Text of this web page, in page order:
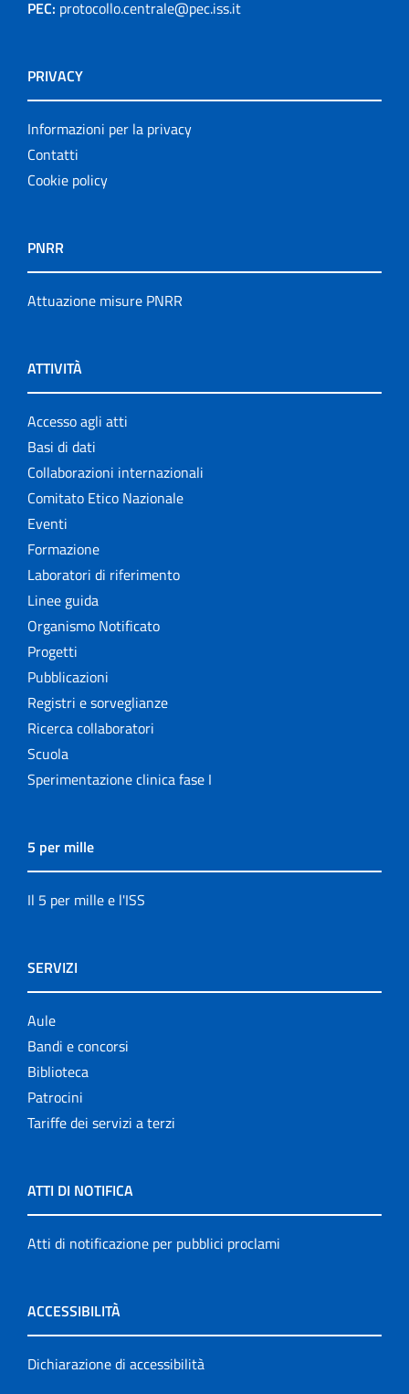
PEC: protocollo.centrale@pec.iss.it
PRIVACY
Informazioni per la privacy
Contatti
Cookie policy
PNRR
Attuazione misure PNRR
ATTIVITÀ
Accesso agli atti
Basi di dati
Collaborazioni internazionali
Comitato Etico Nazionale
Eventi
Formazione
Laboratori di riferimento
Linee guida
Organismo Notificato
Progetti
Pubblicazioni
Registri e sorveglianze
Ricerca collaboratori
Scuola
Sperimentazione clinica fase I
5 per mille
Il 5 per mille e l'ISS
SERVIZI
Aule
Bandi e concorsi
Biblioteca
Patrocini
Tariffe dei servizi a terzi
ATTI DI NOTIFICA
Atti di notificazione per pubblici proclami
ACCESSIBILITÀ
Dichiarazione di accessibilità